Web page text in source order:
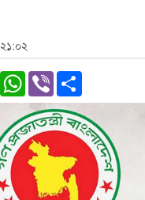
LinkedInWhatsApp
Viber